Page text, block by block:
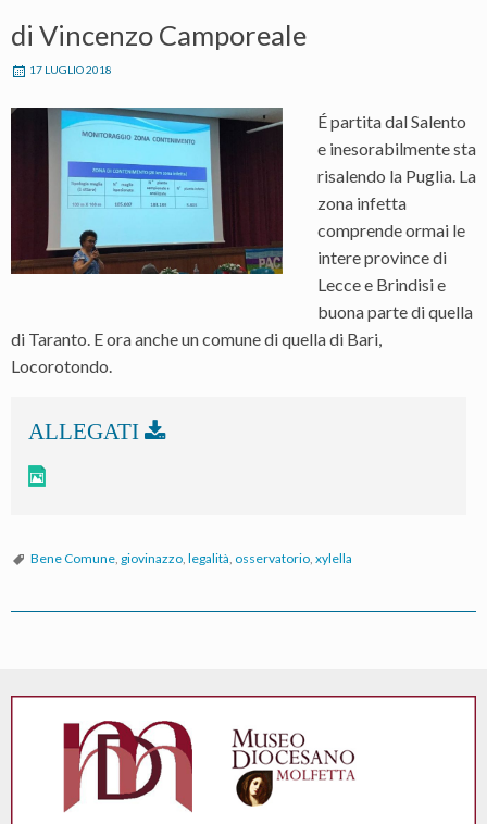
di Vincenzo Camporeale
17 LUGLIO 2018
É partita dal Salento
e inesorabilmente sta
risalendo la Puglia. La
zona infetta
comprende ormai le
intere province di
Lecce e Brindisi e
buona parte di quella
di Taranto. E ora anche un comune di quella di Bari,
Locorotondo.
Bene Comune, giovinazzo, legalità, osservatorio, xylella